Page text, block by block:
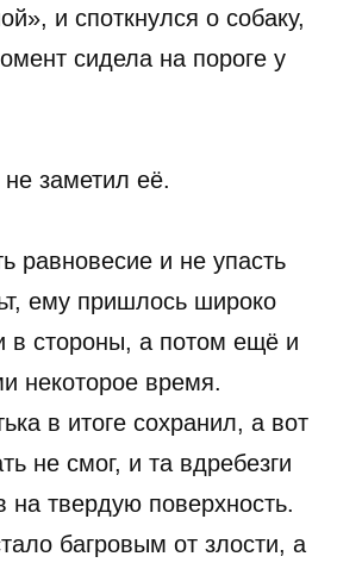
и споткнулся о собаку,
сидела на пороге у
заметил её.
равновесие и не упасть
ему пришлось широко
в стороны, а потом ещё и
некоторое время.
в итоге сохранил, а вот
не смог, и та вдребезги
на твердую поверхность.
багровым от злости, а